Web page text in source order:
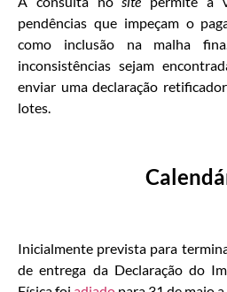
pendências que impeçam o
como inclusão na malha
inconsistências sejam
enviar uma declaração
lotes.
Inicialmente prevista para
de entrega da Declaração do